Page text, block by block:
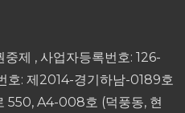
제 , 사업자등록번호: 126-
호: 제2014-경기하남-0189호
550, A4-008호 (덕풍동, 현